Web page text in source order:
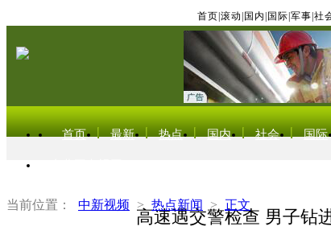
首页 滚动 国内 国际 军事 社
首页 最新 热点 国内 社会 国际
当前位置： 中新视频 > 热点新闻 > 正文
高速遇交警检查 男子钻